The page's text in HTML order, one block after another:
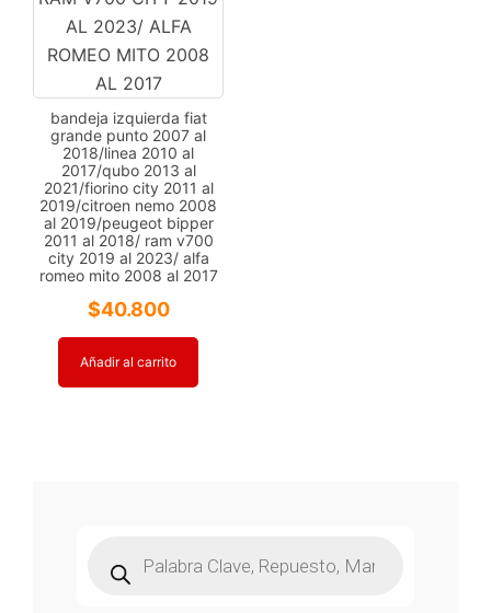
bandeja izquierda fiat
grande punto 2007 al
2018/linea 2010 al
2017/qubo 2013 al
2021/fiorino city 2011 al
2019/citroen nemo 2008
al 2019/peugeot bipper
2011 al 2018/ ram v700
city 2019 al 2023/ alfa
romeo mito 2008 al 2017
$40.800
Añadir al carrito
productos